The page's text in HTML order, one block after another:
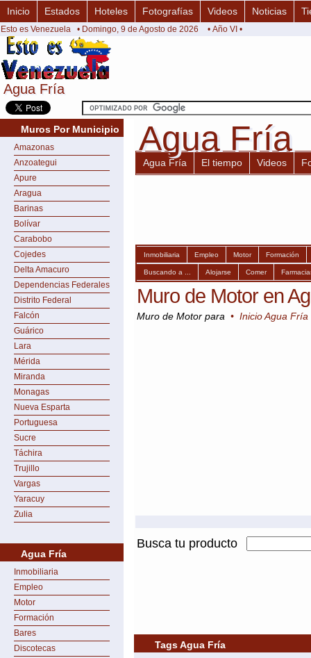
Agua Fría
Agua Fría
Inicio Estados Hoteles Fotografías Videos Noticias
Esto es Venezuela • Domingo, 9 de Agosto de 2026 • Año VI •
Muros Por Municipio
Amazonas
Anzoategui
Apure
Aragua
Barinas
Bolívar
Carabobo
Cojedes
Delta Amacuro
Dependencias Federales
Distrito Federal
Falcón
Guárico
Lara
Mérida
Miranda
Monagas
Nueva Esparta
Portuguesa
Sucre
Táchira
Trujillo
Vargas
Yaracuy
Zulia
Agua Fría
Inmobiliaria
Empleo
Motor
Formación
Bares
Discotecas
Agua Fría
Agua Fría
Agua Fría El tiempo Videos
Inmobiliaria Empleo Motor Formación
Buscando a ... Alojarse Comer
Muro de Motor en
Muro de Motor para • Inicio Agua Fría
Busca tu producto
Tags Agua Fría